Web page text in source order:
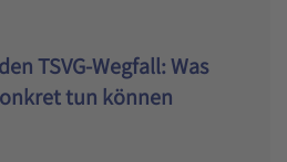
TSVG-Wegfall: Was
tun können